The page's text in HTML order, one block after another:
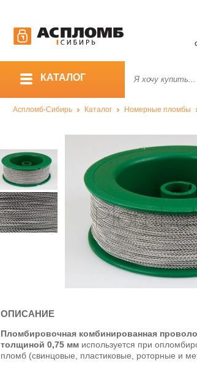
КАТАЛОГ
Аспломб-Сибирь Каталог Номерные пломбы
ОПИСАНИЕ
Пломбировочная комбинированная
толщиной 0,75 мм используется при
пломб (свинцовые, пластиковые, роторные и